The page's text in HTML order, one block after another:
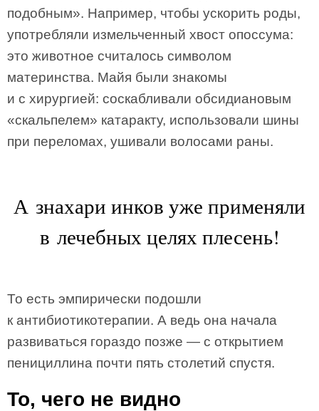
подобным». Например, чтобы ускорить роды,
употребляли измельченный хвост опоссума:
это животное считалось символом
материнства. Майя были знакомы
и с хирургией: соскабливали обсидиановым
«скальпелем» катаракту, использовали шины
при переломах, ушивали волосами раны.
А знахари инков уже применяли
в лечебных целях плесень!
То есть эмпирически подошли
к антибиотикотерапии. А ведь она начала
развиваться гораздо позже — с открытием
пенициллина почти пять столетий спустя.
То, чего не видно